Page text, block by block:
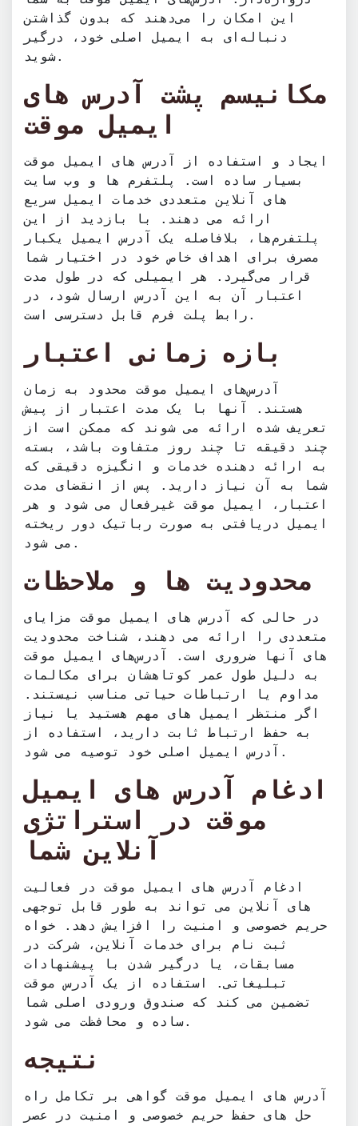
این امکان را می‌دهند که بدون گذاشتن
دنباله‌ای به ایمیل اصلی خود، درگیر
شوید.
مکانیسم پشت آدرس های
ایمیل موقت
ایجاد و استفاده از آدرس های ایمیل موقت
بسیار ساده است. پلتفرم ها و وب سایت
های آنلاین متعددی خدمات ایمیل سریع
ارائه می دهند. با بازدید از این
پلتفرم‌ها، بلافاصله یک آدرس ایمیل یکبار
مصرف برای اهداف خاص خود در اختیار شما
قرار می‌گیرد. هر ایمیلی که در طول مدت
اعتبار آن به این آدرس ارسال شود، در
رابط پلت فرم قابل دسترسی است.
بازه زمانی اعتبار
آدرس‌های ایمیل موقت محدود به زمان
هستند. آنها با یک مدت اعتبار از پیش
تعریف شده ارائه می شوند که ممکن است از
چند دقیقه تا چند روز متفاوت باشد، بسته
به ارائه دهنده خدمات و انگیزه دقیقی که
شما به آن نیاز دارید. پس از انقضای مدت
اعتبار، ایمیل موقت غیرفعال می شود و هر
ایمیل دریافتی به صورت رباتیک دور ریخته
می شود.
محدودیت ها و ملاحظات
در حالی که آدرس های ایمیل موقت مزایای
متعددی را ارائه می دهند، شناخت محدودیت
های آنها ضروری است. آدرس‌های ایمیل موقت
به دلیل طول عمر کوتاهشان برای مکالمات
مداوم یا ارتباطات حیاتی مناسب نیستند.
اگر منتظر ایمیل های مهم هستید یا نیاز
به حفظ ارتباط ثابت دارید، استفاده از
آدرس ایمیل اصلی خود توصیه می شود.
ادغام آدرس های ایمیل
موقت در استراتژی
آنلاین شما
ادغام آدرس های ایمیل موقت در فعالیت
های آنلاین می تواند به طور قابل توجهی
حریم خصوصی و امنیت را افزایش دهد. خواه
ثبت نام برای خدمات آنلاین، شرکت در
مسابقات، یا درگیر شدن با پیشنهادات
تبلیغاتی. استفاده از یک آدرس موقت
تضمین می کند که صندوق ورودی اصلی شما
ساده و محافظت می شود.
نتیجه
آدرس های ایمیل موقت گواهی بر تکامل راه
حل های حفظ حریم خصوصی و امنیت در عصر